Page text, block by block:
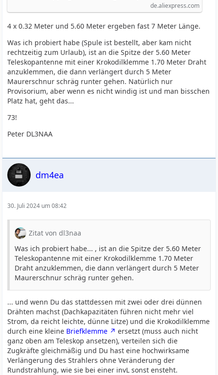
de.aliexpress.com
4 x 0.32 Meter und 5.60 Meter ergeben fast 7 Meter Länge.
Was ich probiert habe (Spule ist bestellt, aber kam nicht
rechtzeitig zum Urlaub), ist an die Spitze der 5.60 Meter
Teleskopantenne mit einer Krokodilklemme 1.70 Meter Draht
anzuklemmen, die dann verlängert durch 5 Meter
Maurerschnur schräg runter gehen. Natürlich nur
Provisorium, aber wenn es nicht windig ist und man bisschen
Platz hat, geht das...
73!
Peter DL3NAA
dm4ea
30. Juli 2024 um 08:42
Zitat von dl3naa
Was ich probiert habe... , ist an die Spitze der 5.60 Meter
Teleskopantenne mit einer Krokodilklemme 1.70 Meter
Draht anzuklemmen, die dann verlängert durch 5 Meter
Maurerschnur schräg runter gehen.
... und wenn Du das stattdessen mit zwei oder drei dünnen
Drähten machst (Dachkapazitäten führen nicht mehr viel
Strom, da reicht leichte, dünne Litze) und die Krokodilklemme
durch eine kleine Briefklemme
ersetzt (muss auch nicht
ganz oben am Teleskop ansetzen), verteilen sich die
Zugkräfte gleichmäßig und Du hast eine hochwirksame
Verlängerung des Strahlers ohne Veränderung der
Rundstrahlung, wie sie bei einer invL sonst ensteht.